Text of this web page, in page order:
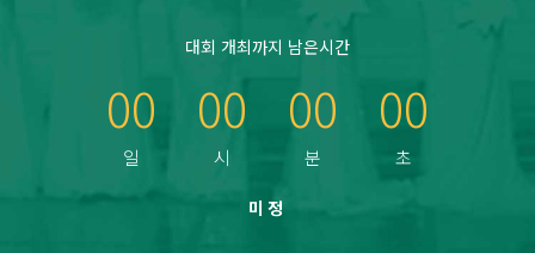
대회 개최까지 남은시간
00 00 00 00
미정